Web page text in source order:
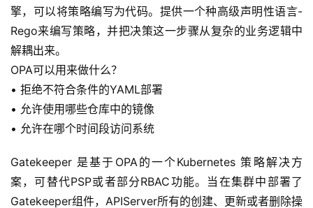
擎，可以将策略编写为代码。提供一个种高级声明性语言-
Rego来编写策略，并把决策这一步骤从复杂的业务逻辑中
解耦出来。
OPA可以用来做什么？
• 拒绝不符合条件的YAML部署
• 允许使用哪些仓库中的镜像
• 允许在哪个时间段访问系统
Gatekeeper 是基于OPA的一个Kubernetes 策略解决方
案，可替代PSP或者部分RBAC功能。当在集群中部署了
Gatekeeper组件，APIServer所有的创建、更新或者删除操